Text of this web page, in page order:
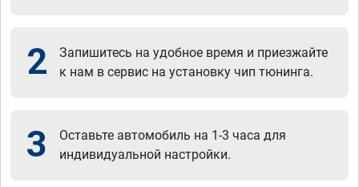
2
Запишитесь на удобное время и приезжайте
к нам в сервис на установку чип тюнинга.
3
Оставьте автомобиль на 1-3 часа для
индивидуальной настройки.